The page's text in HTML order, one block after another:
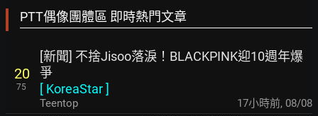
PTT偶像團體區 即時熱門文章
20
75
[新聞] 不捨Jisoo落淚！BLACKPINK迎10週年爆
爭
[ KoreaStar]
Teentop 17小時前, 08/08